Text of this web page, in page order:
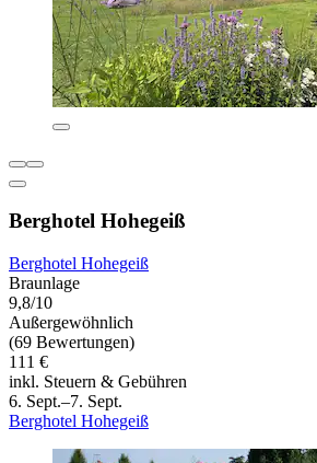
Berghotel Hohegeiß
Berghotel Hohegeiß
Braunlage
9,8/10
Außergewöhnlich
(69 Bewertungen)
111 €
inkl. Steuern & Gebühren
6. Sept.–7. Sept.
Berghotel Hohegeiß